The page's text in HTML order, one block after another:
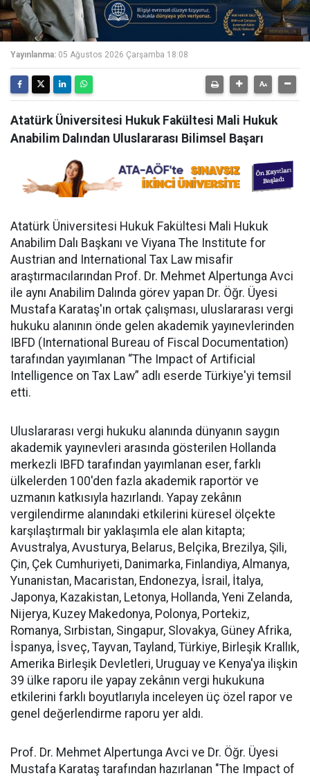
Yayınlanma: 05 Ağustos 2026 Çarşamba 18:08
Atatürk Üniversitesi Hukuk Fakültesi Mali Hukuk
Anabilim Dalından Uluslararası Bilimsel Başarı
Atatürk Üniversitesi Hukuk Fakültesi Mali Hukuk
Anabilim Dalı Başkanı ve Viyana The Institute for
Austrian and International Tax Law misafir
araştırmacılarından Prof. Dr. Mehmet Alpertunga Avci
ile aynı Anabilim Dalında görev yapan Dr. Öğr. Üyesi
Mustafa Karataş'ın ortak çalışması, uluslararası vergi
hukuku alanının önde gelen akademik yayınevlerinden
IBFD (International Bureau of Fiscal Documentation)
tarafından yayımlanan “The Impact of Artificial
Intelligence on Tax Law” adlı eserde Türkiye'yi temsil
etti.
Uluslararası vergi hukuku alanında dünyanın saygın
akademik yayınevleri arasında gösterilen Hollanda
merkezli IBFD tarafından yayımlanan eser, farklı
ülkelerden 100'den fazla akademik raportör ve
uzmanın katkısıyla hazırlandı. Yapay zekânın
vergilendirme alanındaki etkilerini küresel ölçekte
karşılaştırmalı bir yaklaşımla ele alan kitapta;
Avustralya, Avusturya, Belarus, Belçika, Brezilya, Şili,
Çin, Çek Cumhuriyeti, Danimarka, Finlandiya, Almanya,
Yunanistan, Macaristan, Endonezya, İsrail, İtalya,
Japonya, Kazakistan, Letonya, Hollanda, Yeni Zelanda,
Nijerya, Kuzey Makedonya, Polonya, Portekiz,
Romanya, Sırbistan, Singapur, Slovakya, Güney Afrika,
İspanya, İsveç, Tayvan, Tayland, Türkiye, Birleşik Krallık,
Amerika Birleşik Devletleri, Uruguay ve Kenya'ya ilişkin
39 ülke raporu ile yapay zekânın vergi hukukuna
etkilerini farklı boyutlarıyla inceleyen üç özel rapor ve
genel değerlendirme raporu yer aldı.
Prof. Dr. Mehmet Alpertunga Avci ve Dr. Öğr. Üyesi
Mustafa Karataş tarafından hazırlanan "The Impact of